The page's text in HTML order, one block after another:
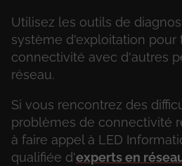
Utilisez les outils de
système d'exploitation pour
connectivité avec d'autres
réseau.
Si vous rencontrez des
problèmes de connectivité
à faire appel à LED
qualifiée d'experts en